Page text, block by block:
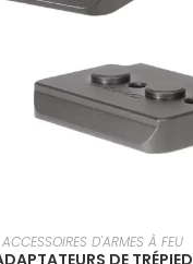
VOIR LES PRODUITS
ACCESSOIRES D'ARMES À FEU